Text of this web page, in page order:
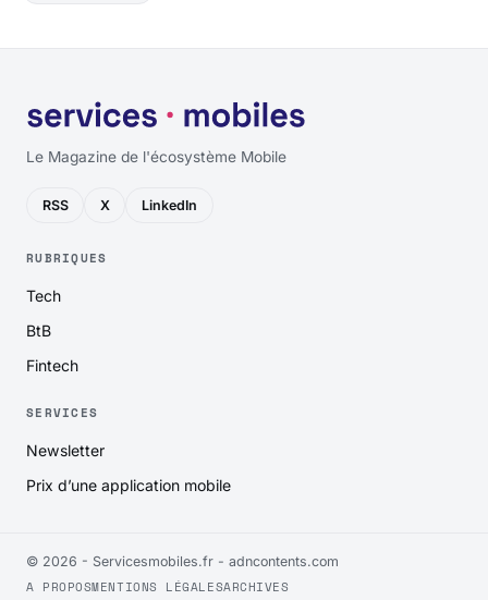
Le Magazine de l'écosystème Mobile
RSS X LinkedIn
RUBRIQUES
Tech
BtB
Fintech
SERVICES
Newsletter
Prix d’une application mobile
© 2026 - Servicesmobiles.fr - adncontents.com
A PROPOSMENTIONS LÉGALESARCHIVES